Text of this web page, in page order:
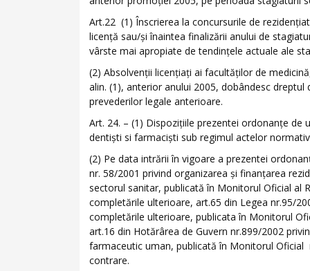
Art.22 (1) Înscrierea la concursurile de
licenţă sau/şi înaintea finalizării anului de
vârste mai apropiate de tendinţele actuale ale
(2) Absolvenţii licenţiaţi ai facultăţilor de
alin. (1), anterior anului 2005, dobândesc
prevederilor legale anterioare.
Art. 24. – (1) Dispoziţiile prezentei ordonanţe
dentişti si farmacişti sub regimul actelor
(2) Pe data intrării în vigoare a prezentei
nr. 58/2001 privind organizarea şi finanţarea
sectorul sanitar, publicată în Monitorul Oficial al
completările ulterioare, art.65 din Legea nr.95/
completările ulterioare, publicata în Monitorul
art.16 din Hotărârea de Guvern nr.899/2002
farmaceutic uman, publicată în Monitorul
contrare.